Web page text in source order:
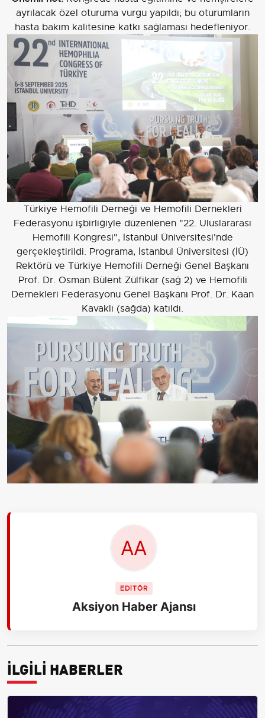
ayrılacak özel oturuma vurgu yapıldı; bu oturumların
hasta bakım kalitesine katkı sağlaması hedefleniyor.
Türkiye Hemofili Derneği ve Hemofili Dernekleri
Federasyonu işbirliğiyle düzenlenen "22. Uluslararası
Hemofili Kongresi", İstanbul Üniversitesi'nde
gerçekleştirildi. Programa, İstanbul Üniversitesi (İÜ)
Rektörü ve Türkiye Hemofili Derneği Genel Başkanı
Prof. Dr. Osman Bülent Zülfikar (sağ 2) ve Hemofili
Dernekleri Federasyonu Genel Başkanı Prof. Dr. Kaan
Kavaklı (sağda) katıldı.
EDİTÖR
Aksiyon Haber Ajansı
İLGİLİ HABERLER